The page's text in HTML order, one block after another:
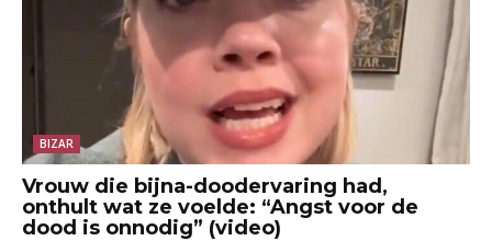
BIZAR
Vrouw die bijna-doodervaring had,
onthult wat ze voelde: “Angst voor de
dood is onnodig” (video)